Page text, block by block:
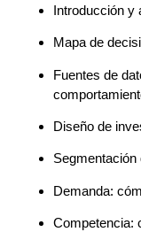
Introducción y
Mapa de
Fuentes de
Diseño de
Demanda:
Competencia: